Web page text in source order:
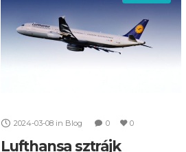
2024-03-08 in Blog 0 0
Lufthansa sztrájk